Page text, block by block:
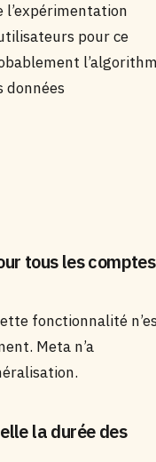
l’expérimentation
pour ce
données
tous les comptes
fonctionnalité
Meta n’a
la durée des